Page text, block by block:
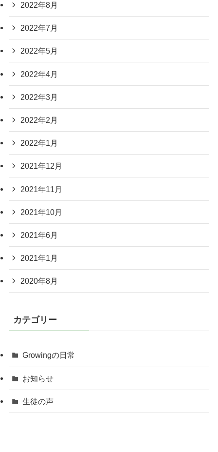
2022年8月
2022年7月
2022年5月
2022年4月
2022年3月
2022年2月
2022年1月
2021年12月
2021年11月
2021年10月
2021年6月
2021年1月
2020年8月
カテゴリー
Growingの日常
お知らせ
生徒の声